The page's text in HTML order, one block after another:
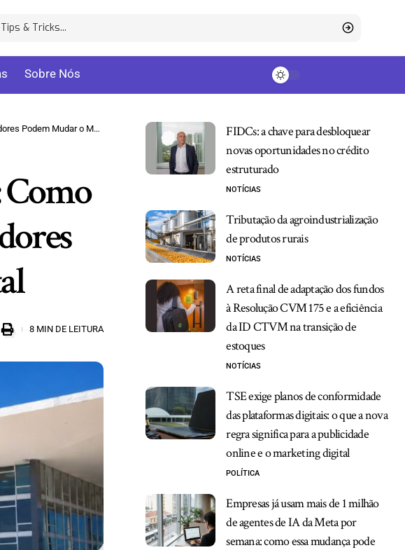
Sobre Nós
Mudar o Marketing Digital
8 MIN DE LEITURA
FIDCs: a chave para desbloquear
novas oportunidades no crédito
estruturado
NOTÍCIAS
Tributação da agroindustrialização
de produtos rurais
NOTÍCIAS
A reta final de adaptação dos fundos
à Resolução CVM 175 e a eficiência
da ID CTVM na transição de
estoques
NOTÍCIAS
TSE exige planos de conformidade
das plataformas digitais: o que a nova
regra significa para a publicidade
online e o marketing digital
POLÍTICA
Empresas já usam mais de 1 milhão
de agentes de IA da Meta por
semana: como essa mudança pode